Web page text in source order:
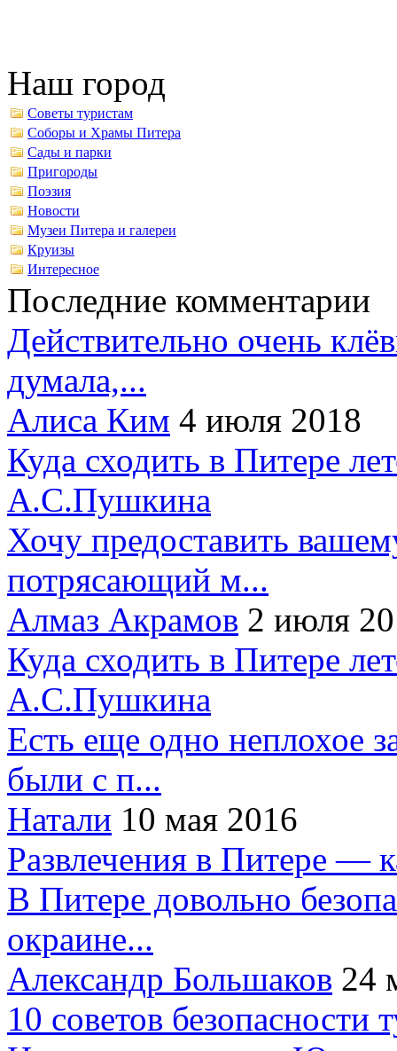
Наш город
Советы туристам
Соборы и Храмы Питера
Сады и парки
Пригороды
Поэзия
Новости
Музеи Питера и галереи
Круизы
Интересное
Последние комментарии
Действительно очень
думала,...
Алиса Ким 4 июля 2018
Куда сходить в Питере
А.С.Пушкина
Хочу предоставить
потрясающий м...
Алмаз Акрамов 2 июля
Куда сходить в Питере
А.С.Пушкина
Есть еще одно неплохое
были с п...
Натали 10 мая 2016
Развлечения в Питере —
В Питере довольно
окраине...
Александр Большаков 24
10 советов безопасности